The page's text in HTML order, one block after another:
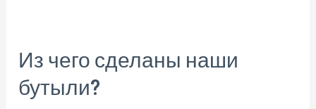
Из чего сделаны наши
бутыли?
Из
чего
сделаны